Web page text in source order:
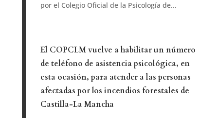
por el Colegio Oficial de la Psicología de...
El COPCLM vuelve a habilitar un número
de teléfono de asistencia psicológica, en
esta ocasión, para atender a las personas
afectadas por los incendios forestales de
Castilla-La Mancha